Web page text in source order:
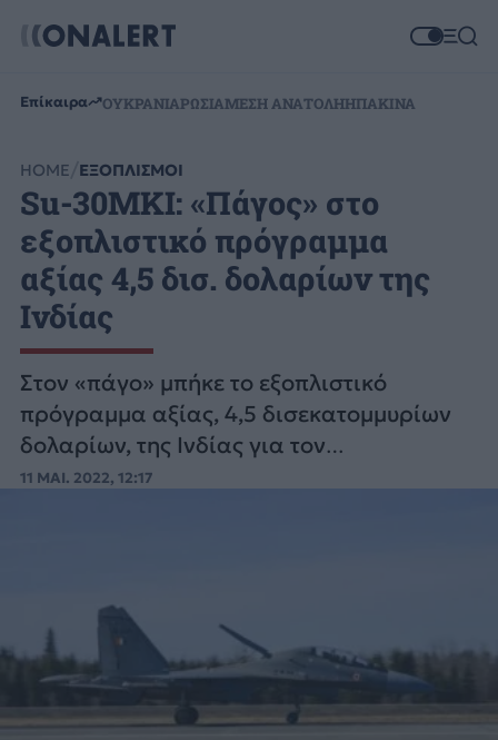
Επίκαιρα ΟΥΚΡΑΝΙΑΡΩΣΙΑΜΕΣΗ ΑΝΑΤΟΛΗΗΠΑΚΙΝΑ
HOME ΕΞΟΠΛΙΣΜΟΙ
Su-30MKI: «Πάγος» στο
εξοπλιστικό πρόγραμμα
αξίας 4,5 δισ. δολαρίων της
Ινδίας
Στον «πάγο» μπήκε το εξοπλιστικό
πρόγραμμα αξίας, 4,5 δισεκατομμυρίων
δολαρίων, της Ινδίας για τον
εκσυγχρονισμό του στόλου μαχητικών Su-
11 ΜΑΙ. 2022, 12:17